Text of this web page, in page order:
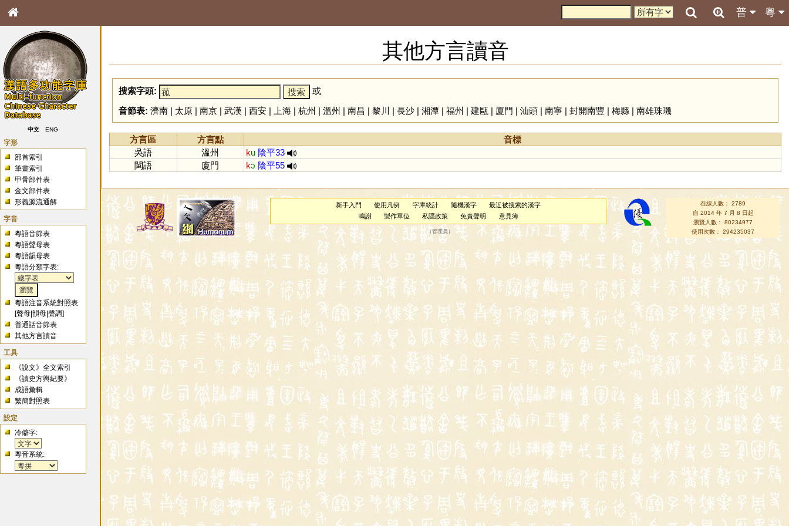
粵
普
中文 ENG
字形
部首索引
筆畫索引
甲骨部件表
金文部件表
形義源流通解
字音
粵語音節表
粵語聲母表
粵語韻母表
粵語分類字表:
粵語注音系統對照表
[聲母 |韻母 |聲調]
普通話音節表
其他方言讀音
工具
《說文》全文索引
《讀史方輿紀要》
成語彙輯
繁簡對照表
設定
冷僻字:
粵音系統:
其他方言讀音
搜索字頭:
或
音節表: 濟南| 太原| 南京| 武漢 | 西安| 上海| 杭州 | 溫州 | 南昌 | 黎川 | 長沙| 湘潭| 福州 | 建甌 | 廈門 | 汕頭| 南寧| 封開南豐 | 梅縣| 南雄珠璣
方言區 方言點
音標
吳語
溫州 ku 陰平33
閩語
廈門 kɔ 陰平55
新手入門 使用凡例 字庫統計 隨機漢字
最近被搜索的漢字
鳴謝
製作單位 私隱政策 免責聲明 意見簿
（管理員 ）
在線人數： 2789
自 2014 年 7 月 8 日起
瀏覽人數： 80234977
使用次數： 294235037